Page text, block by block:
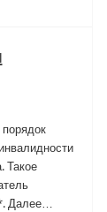
Такое
Далее…